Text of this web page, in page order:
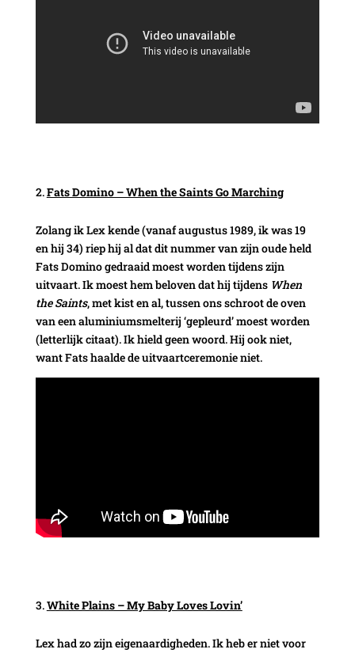
Fats Domino – When the Saints Go Marching
Zolang ik Lex kende (vanaf augustus 1989, ik was 19
en hij 34) riep hij al dat dit nummer van zijn oude held
Fats Domino gedraaid moest worden tijdens zijn
uitvaart. Ik moest hem beloven dat hij tijdens When
the Saints, met kist en al, tussen ons schroot de oven
van een aluminiumsmelterij ‘gepleurd’ moest worden
(letterlijk citaat). Ik hield geen woord. Hij ook niet,
want Fats haalde de uitvaartceremonie niet.
White Plains – My Baby Loves Lovin’
Lex had zo zijn eigenaardigheden. Ik heb er niet voor